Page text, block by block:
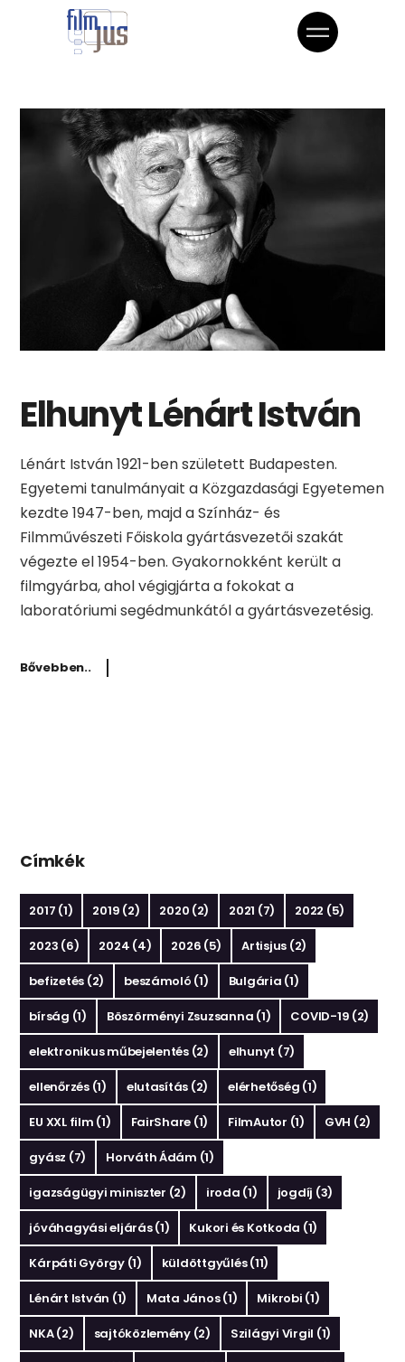
Elhunyt Lénárt István
Lénárt István 1921-ben született Budapesten.
Egyetemi tanulmányait a Közgazdasági Egyetemen
kezdte 1947-ben, majd a Színház- és
Filmművészeti Főiskola gyártásvezetői szakát
végezte el 1954-ben. Gyakornokként került a
filmgyárba, ahol végigjárta a fokokat a
laboratóriumi segédmunkától a gyártásvezetésig.
Bővebben..
Címkék
2017 (1) 2019 (2) 2020 (2) 2021 (7) 2022 (5)
2023 (6) 2024 (4) 2026 (5) Artisjus (2)
befizetés (2) beszámoló (1) Bulgária (1)
bírság (1) Böszörményi Zsuzsanna (1) COVID-19 (2)
elektronikus műbejelentés(2) elhunyt (7)
ellenőrzés(1) elutasítás (2) elérhetőség (1)
EU XXL film (1) FairShare (1) FilmAutor (1) GVH (2)
gyász (7) Horváth Ádám (1)
igazságügyi miniszter (2) iroda (1) jogdíj (3)
jóváhagyási eljárás(1) Kukori és Kotkoda (1)
Kárpáti György(1) küldöttgyűlés(11)
Lénárt István (1) Mata János(1) Mikrobi (1)
NKA(2) sajtóközlemény(2) Szilágyi Virgil (1)